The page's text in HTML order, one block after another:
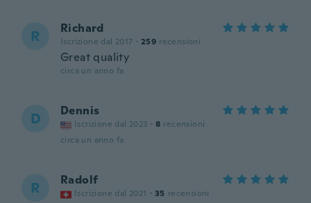
R Richard
Iscrizione dal 2017 · 259 recensioni
Great quality
circa un anno fa
D Dennis
Iscrizione dal 2023 · 8 recensioni
circa un anno fa
R Radolf
Iscrizione dal 2021 · 35 recensioni